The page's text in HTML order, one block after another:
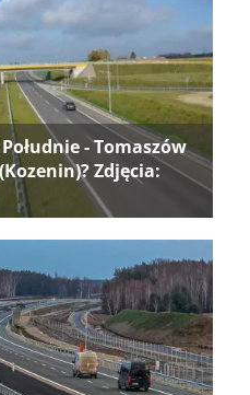
- Tomaszów
Zdjęcia: